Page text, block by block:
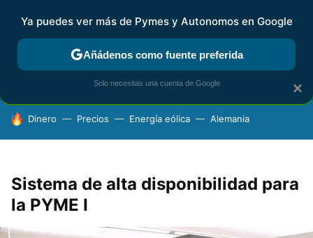
FISCALIDAD Y CONTABILIDAD KIT DIGITAL RENTA
HOY SE HABLA DE
Dinero Precios Energía eólica Alemania
Sistema de alta disponibilidad para
la PYME I
×
Ya puedes ver más de Pymes y Autonomos en Google
Añádenos como fuente preferida
Solo necesitas una cuenta de Google